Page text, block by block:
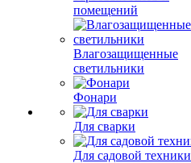
помещений
Влагозащищенные
светильники
Фонари
Для сварки
Для садовой техники